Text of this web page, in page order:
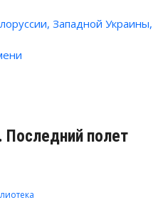
Западной Украины,
Последний полет